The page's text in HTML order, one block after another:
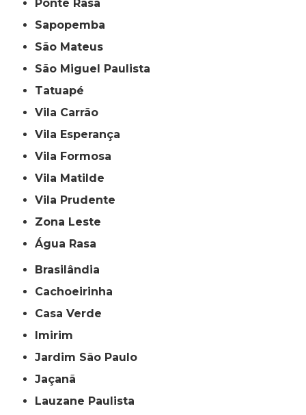
Ponte Rasa
Sapopemba
São Mateus
São Miguel Paulista
Tatuapé
Vila Carrão
Vila Esperança
Vila Formosa
Vila Matilde
Vila Prudente
Zona Leste
Água Rasa
Brasilândia
Cachoeirinha
Casa Verde
Imirim
Jardim São Paulo
Jaçanã
Lauzane Paulista